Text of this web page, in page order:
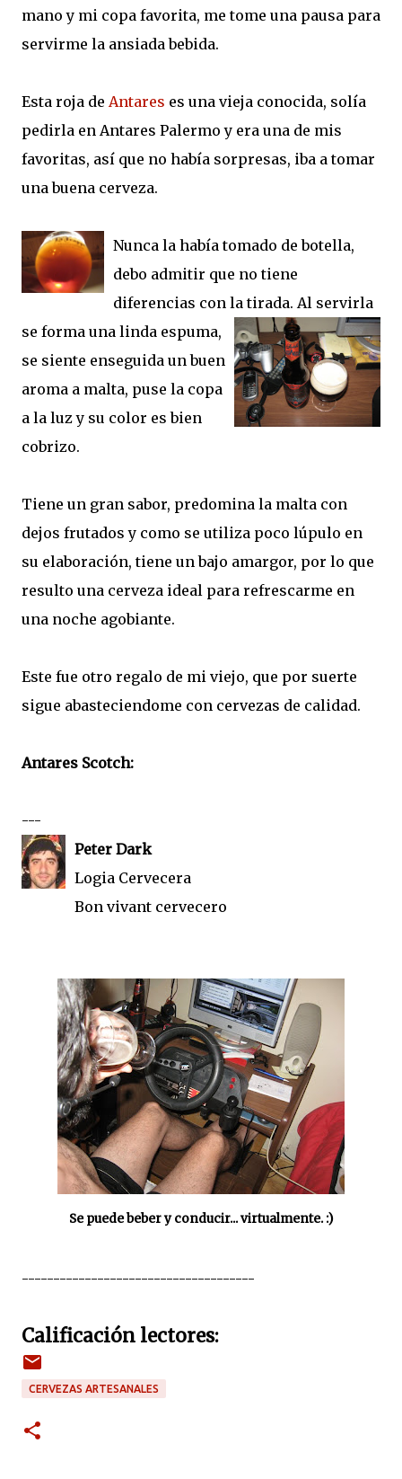
mano y mi copa favorita, me tome una pausa para
servirme la ansiada bebida.
Esta roja de Antares es una vieja conocida, solía
pedirla en Antares Palermo y era una de mis
favoritas, así que no había sorpresas, iba a tomar
una buena cerveza.
Nunca la había tomado de botella,
debo admitir que no tiene
diferencias con la tirada. Al servirla
se forma una linda espuma,
se siente enseguida un buen
aroma a malta, puse la copa
a la luz y su color es bien
cobrizo.
Tiene un gran sabor, predomina la malta con
dejos frutados y como se utiliza poco lúpulo en
su elaboración, tiene un bajo amargor, por lo que
resulto una cerveza ideal para refrescarme en
una noche agobiante.
Este fue otro regalo de mi viejo, que por suerte
sigue abasteciendome con cervezas de calidad.
Antares Scotch:
---
Peter Dark
Logia Cervecera
Bon vivant cervecero
Se puede beber y conducir... virtualmente. :)
-------------------------------------
Calificación lectores:
CERVEZAS ARTESANALES